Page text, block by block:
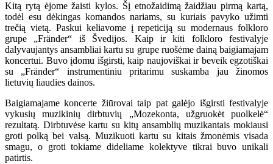
Kitą rytą ėjome žaisti kylos. Šį etnožaidimą žaidžiau pirmą kartą,
todėl esu dėkingas komandos nariams, su kuriais pavyko užimti
trečią vietą. Paskui keliavome į repeticiją su modernaus folkloro
grupe „Fränder“ iš Švedijos. Kaip ir kiti folkloro festivalyje
dalyvaujantys ansambliai kartu su grupe ruošėme dainą baigiamajam
koncertui. Buvo įdomu išgirsti, kaip naujoviškai ir beveik egzotiškai
su „Fränder“ instrumentiniu pritarimu suskamba jau žinomos
lietuvių liaudies dainos.
Baigiamajame koncerte žiūrovai taip pat galėjo išgirsti festivalyje
vykusių muzikinių dirbtuvių „Mozekonta, užgruokėt puolkelė“
rezultatą. Dirbtuvėse kartu su kitų ansamblių muzikantais mokiausi
groti polką bei valsą. Muzikuoti kartu su kitais žmonėmis visada
smagu, o groti tokiame dideliame kolektyve tikrai buvo unikali
patirtis.